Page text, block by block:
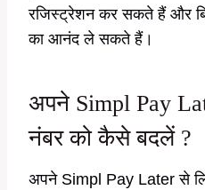
रजिस्ट्रेशन कर सकते हैं और
का आनंद ले सकते हैं।
अपने Simpl Pay
नंबर को कैसे बदलें ?
अपने Simpl Pay Later से